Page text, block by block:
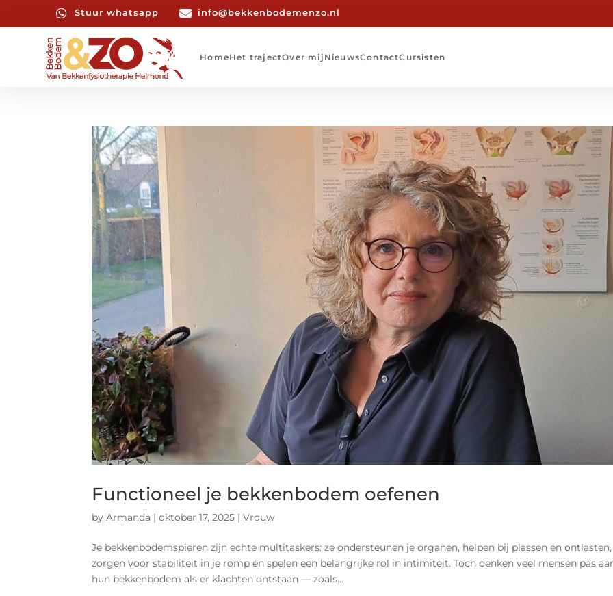
 Stuur whatsapp  info@bekkenbodemenzo.nl
HomeHet trajectOver mij NieuwsContactCursisten
Functioneel je bekkenbodem oefenen
byArmanda |oktober 17, 2025 |Vrouw
Je bekkenbodemspieren zijn echte multitaskers: ze ondersteunen je organen, helpen bij plassen en ontlasten,
zorgen voor stabiliteit in je romp én spelen een belangrijke rol in intimiteit. Toch denken veel mensen pas
hun bekkenbodem als er klachten ontstaan — zoals...